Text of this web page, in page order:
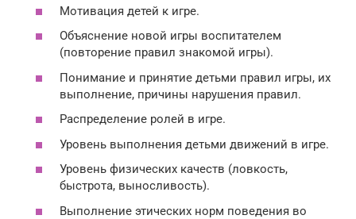
Мотивация детей к игре.
Объяснение новой игры воспитателем
(повторение правил знакомой игры).
Понимание и принятие детьми правил игры, их
выполнение, причины нарушения правил.
Распределение ролей в игре.
Уровень выполнения детьми движений в игре.
Уровень физических качеств (ловкость,
быстрота, выносливость).
Выполнение этических норм поведения во